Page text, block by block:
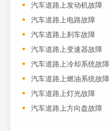
汽车道路上发动机故障
汽车道路上电路故障
汽车道路上刹车故障
汽车道路上变速器故障
汽车道路上冷却系统故障
汽车道路上燃油系统故障
汽车道路上灯光故障
汽车道路上方向盘故障